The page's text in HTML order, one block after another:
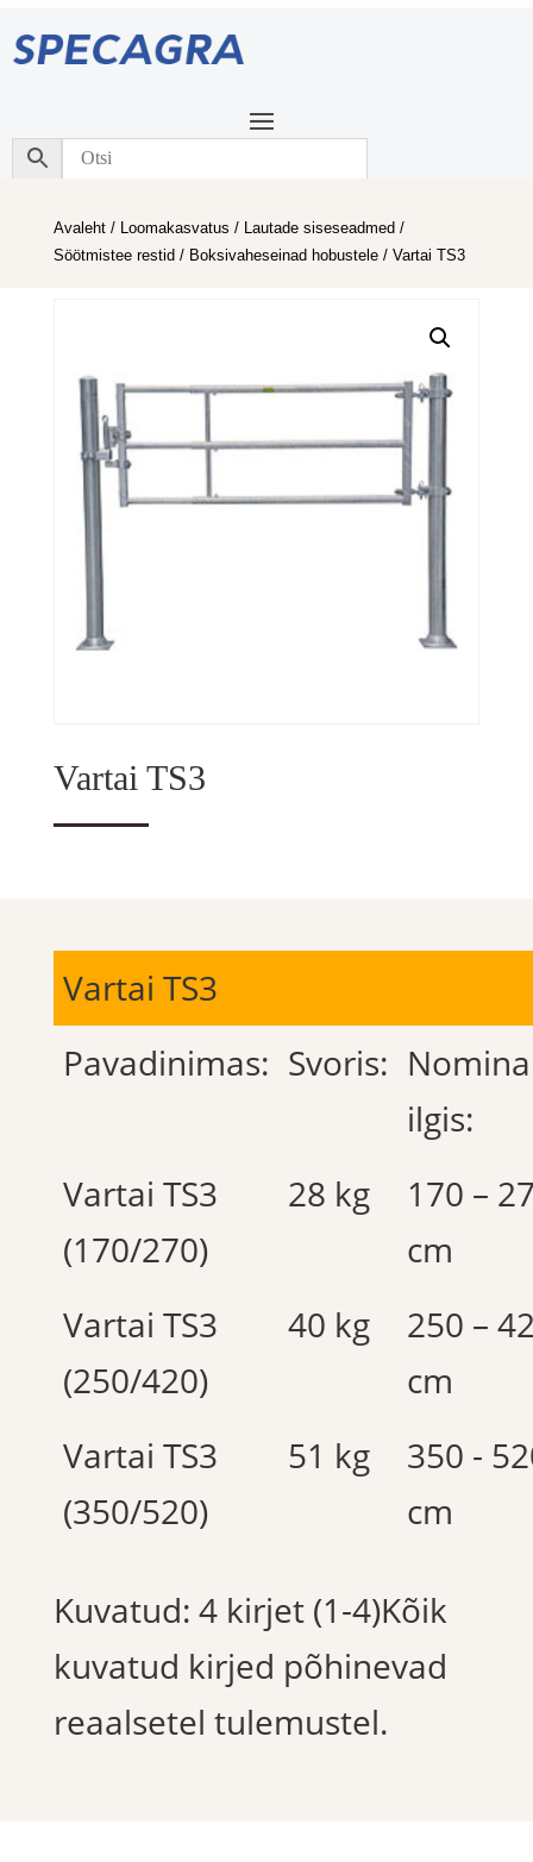
Avaleht/ Loomakasvatus / Lautade siseseadmed /
Söötmistee restid / Boksivaheseinad hobustele/ Vartai TS3
Vartai TS3
Vartai TS3
Pavadinimas: Svoris:
ilgis:
Vartai TS3
(170/270)
28 kg
170 –
cm
Vartai TS3
(250/420)
40 kg
250 –
cm
Vartai TS3
(350/520)
51 kg
350 -
cm
Kuvatud: 4 kirjet (1-4)Kõik
kuvatud kirjed põhinevad
reaalsetel tulemustel.